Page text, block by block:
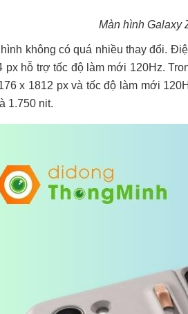
Màn hình Galaxy
không có quá nhiều thay đổi.
px hỗ trợ tốc độ làm mới 120Hz.
x 1812 px và tốc độ làm mới
1.750 nit.